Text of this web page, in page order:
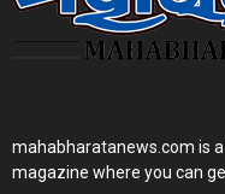
mahabharatanews.com is
magazine where you can